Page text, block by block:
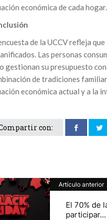
económica de cada hogar.
de la UCCV refleja
Las personas
gestionan su presupuesto
de tradiciones
económica actual y a la
con:
Artículo anterior
El 70% de
participar...